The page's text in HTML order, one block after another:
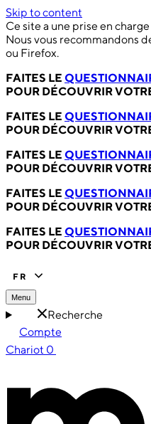
Skip to content
Ce site a une prise en
Nous vous recommandons
ou Firefox.
FAITES LE
POUR DÉCOUVRIR
FAITES LE
POUR DÉCOUVRIR
FAITES LE
POUR DÉCOUVRIR
FAITES LE
POUR DÉCOUVRIR
FAITES LE
POUR DÉCOUVRIR
FR
Menu
Recherche
Compte
Chariot 0